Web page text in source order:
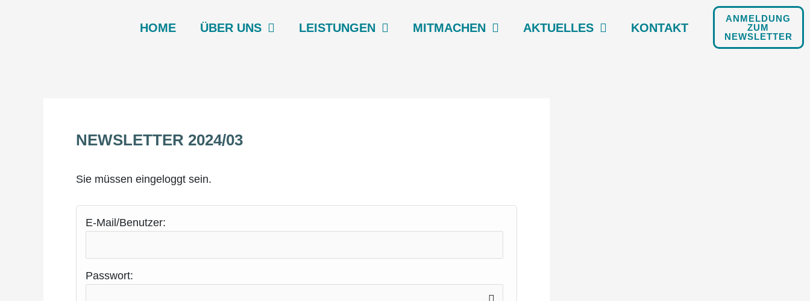
HOME ÜBER UNS LEIS­TUN­GEN MIT­MA­CHEN AKTU­EL­LES KON­TAKT
ANMELDUNG
ZUM
NEWSLETTER
NEWS­LET­TER 2024/03
Sie müssen eingeloggt sein.
E-Mail/Benutzer:
Passwort: